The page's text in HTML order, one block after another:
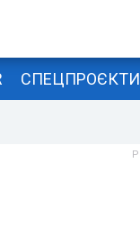
СПЕЦПРОЄКТИ